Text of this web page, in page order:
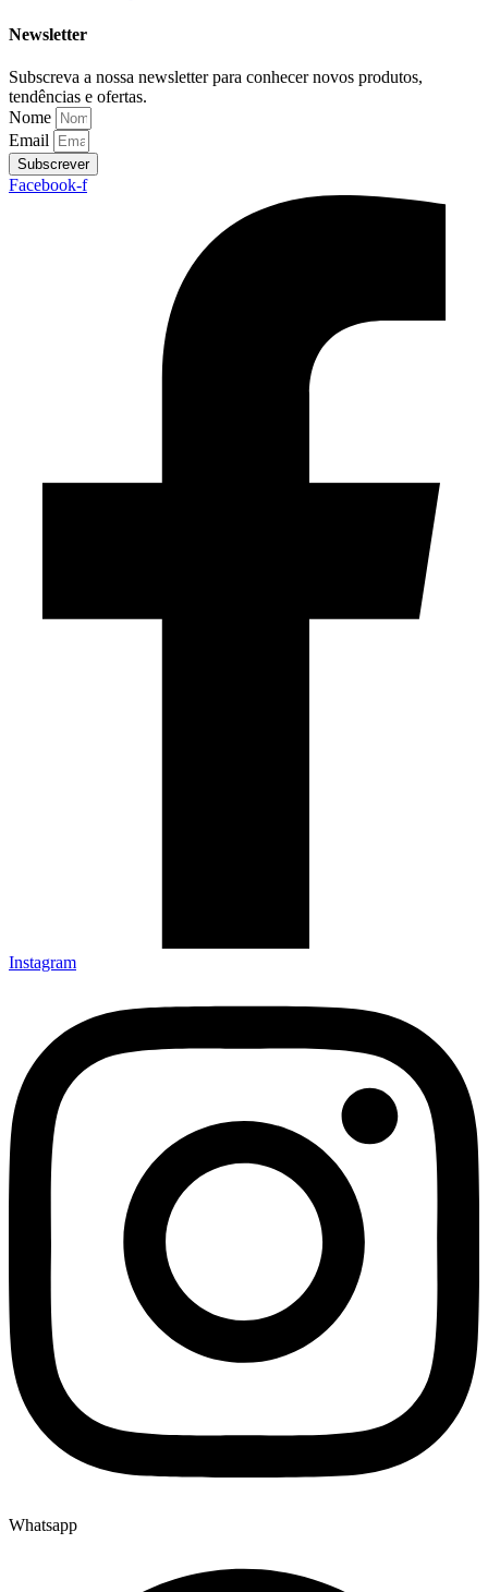
Newsletter
Subscreva a nossa newsletter para conhecer novos produtos,
tendências e ofertas.
Nome
Email
Subscrever
Facebook-f
Instagram
Whatsapp